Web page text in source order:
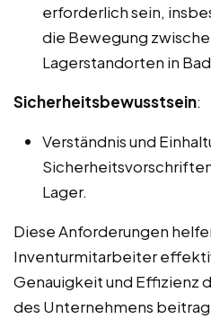
erforderlich sein,
die Bewegung
Lagerstandorten in
Sicherheitsbewusstsein:
Verständnis und
Lager.
Diese Anforderungen
Inventurmitarbeiter
Genauigkeit und Effizienz
des Unternehmens